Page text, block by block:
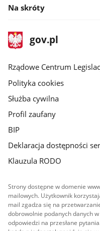
Na skróty
stopka
gov.plStrona
gov.pl
Rządowe Centrum
Polityka cookies
Służba cywilna
Profil zaufany
BIP
Deklaracja dostępności
Klauzula RODO
Strony dostępne w domenie
mailowych. Użytkownik
mail zgadza się na
dobrowolnie podanych danych
odpowiedzi na przesłane